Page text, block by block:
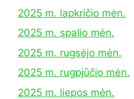
2025 m. lapkričio mėn.
2025 m. spalio mėn.
2025 m. rugsėjo mėn.
2025 m. rugpjūčio mėn.
2025 m. liepos mėn.